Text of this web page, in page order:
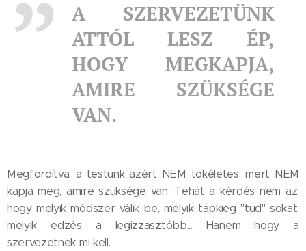
A SZERVEZETÜNK
ATTÓL LESZ ÉP,
HOGY MEGKAPJA,
AMIRE SZÜKSÉGE
VAN.
Megfordítva: a testünk azért NEM tökéletes, mert NEM
kapja meg, amire szüksége van. Tehát a kérdés nem az,
hogy melyik módszer válik be, melyik tápkieg "tud" sokat,
melyik edzés a legizzasztóbb... Hanem hogy a
szervezetnek mi kell.